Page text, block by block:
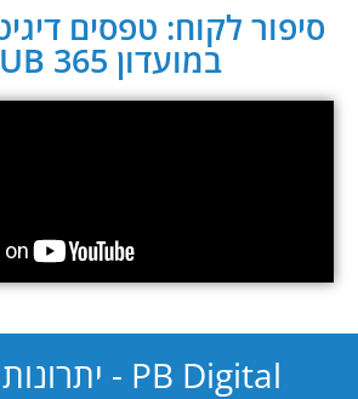
סיפור לקוח: טפסים
במועדון CLUB 365:
PB Digital - יתרונות עיקריים